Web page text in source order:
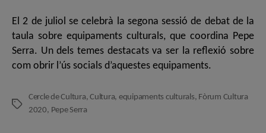
El 2 de juliol se celebrà la segona sessió de debat de la
taula sobre equipaments culturals, que coordina Pepe
Serra. Un dels temes destacats va ser la reflexió sobre
com obrir l’ús socials d’aquestes equipaments.
Etiquetes
Cercle de Cultura,Cultura, equipaments culturals, Fòrum Cultura
2020, Pepe Serra